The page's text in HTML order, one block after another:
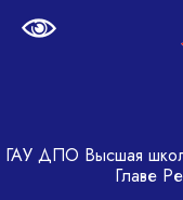
ГАУ ДПО Высшая
Главе